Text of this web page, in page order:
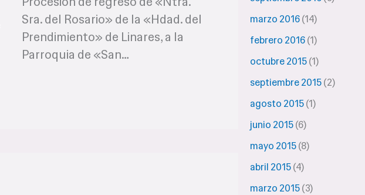
Sra. del Rosario» de la «Hdad. del
Prendimiento» de Linares, a la
Parroquia de «San…
marzo 2016(14)
febrero 2016(1)
octubre 2015(1)
septiembre 2015(2)
agosto 2015(1)
junio 2015(6)
mayo 2015(8)
abril 2015(4)
marzo 2015(3)